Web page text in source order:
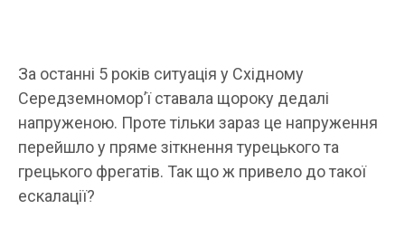
За останні 5 років ситуація у Східному
Середземномор’ї ставала щороку дедалі
напруженою. Проте тільки зараз це напруження
перейшло у пряме зіткнення турецького та
грецького фрегатів. Так що ж привело до такої
ескалації?